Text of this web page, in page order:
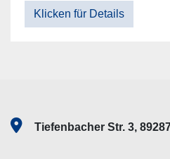
Klicken für Details
Tiefenbacher Str. 3,